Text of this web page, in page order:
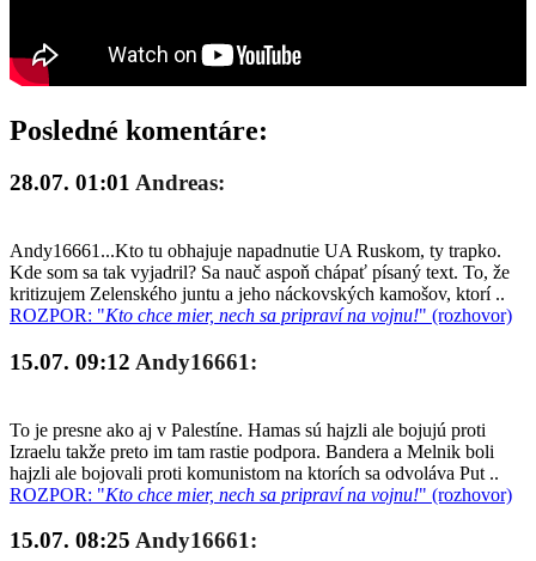
Posledné komentáre:
28.07. 01:01 Andreas:
Andy16661...Kto tu obhajuje napadnutie UA Ruskom, ty trapko.
Kde som sa tak vyjadril? Sa nauč aspoň chápať písaný text. To, že
kritizujem Zelenského juntu a jeho náckovských kamošov, ktorí ..
ROZPOR: "Kto chce mier, nech sa pripraví na vojnu!" (rozhovor)
15.07. 09:12 Andy16661:
To je presne ako aj v Palestíne. Hamas sú hajzli ale bojujú proti
Izraelu takže preto im tam rastie podpora. Bandera a Melnik boli
hajzli ale bojovali proti komunistom na ktorích sa odvoláva Put ..
ROZPOR: "Kto chce mier, nech sa pripraví na vojnu!" (rozhovor)
15.07. 08:25 Andy16661: